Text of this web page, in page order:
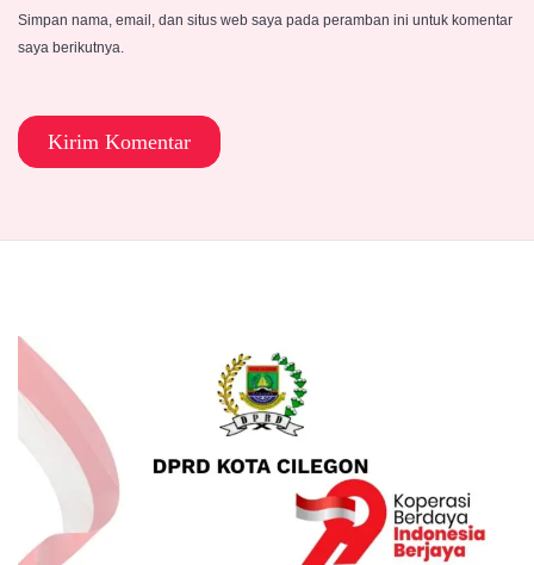
Simpan nama, email, dan situs web saya pada peramban ini untuk komentar
saya berikutnya.